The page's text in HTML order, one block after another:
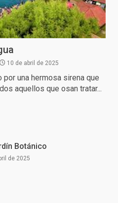
10 de abril de 2025
una hermosa sirena que
aquellos que osan tratar...
Botánico
de 2025